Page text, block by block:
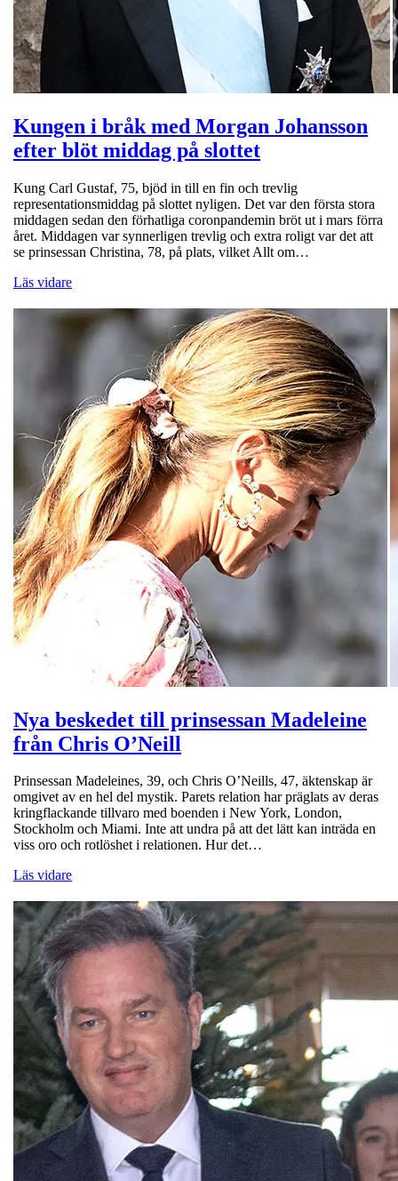
Kungen i bråk med Morgan Johansson
efter blöt middag på slottet
Kung Carl Gustaf, 75, bjöd in till en fin och trevlig
representationsmiddag på slottet nyligen. Det var den första stora
middagen sedan den förhatliga coronpandemin bröt ut i mars förra
året. Middagen var synnerligen trevlig och extra roligt var det att
se prinsessan Christina, 78, på plats, vilket Allt om…
Läs vidare
Nya beskedet till prinsessan Madeleine
från Chris O’Neill
Prinsessan Madeleines, 39, och Chris O’Neills, 47, äktenskap är
omgivet av en hel del mystik. Parets relation har präglats av deras
kringflackande tillvaro med boenden i New York, London,
Stockholm och Miami. Inte att undra på att det lätt kan inträda en
viss oro och rotlöshet i relationen. Hur det…
Läs vidare